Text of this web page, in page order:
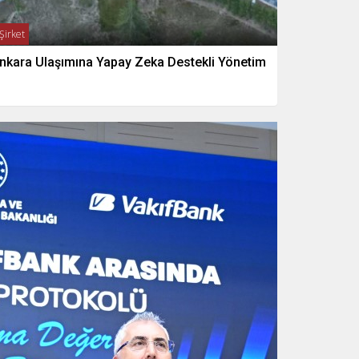
Şirket
Ulaşımına Yapay Zeka Destekli Yönetim